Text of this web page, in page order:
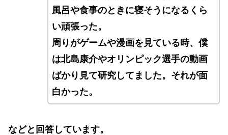
風呂や食事のときに寝そうになるくら
い頑張った。
周りがゲームや漫画を見ている時、僕
は北島康介やオリンピック選手の動画
ばかり見て研究してました。それが面
白かった。
などと回答しています。